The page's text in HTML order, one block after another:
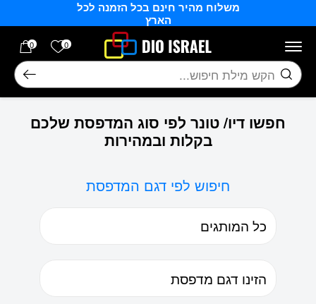
משלוח מהיר חינם בכל הזמנה לכל
הארץ
0 הרשימה
0
חיפוש
חפשו דיו/ טונר לפי סוג המדפסת שלכם
בקלות ובמהירות
חיפוש לפי דגם המדפסת